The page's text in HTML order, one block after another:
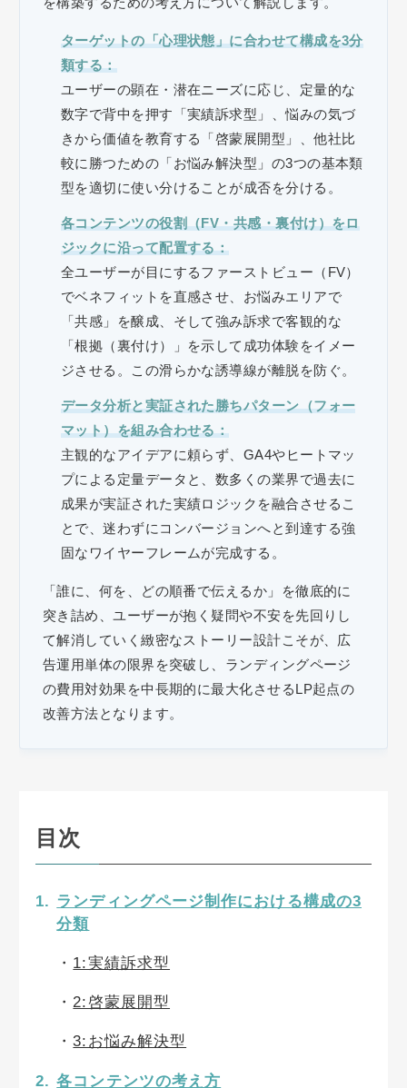
ターゲットの「心理状態」に合わせて構成を3分
類する：
ユーザーの顕在・潜在ニーズに応じ、定量的な
数字で背中を押す「実績訴求型」、悩みの気づ
きから価値を教育する「啓蒙展開型」、他社比
較に勝つための「お悩み解決型」の3つの基本類
型を適切に使い分けることが成否を分ける。
各コンテンツの役割（FV・共感・裏付け）をロ
ジックに沿って配置する：
全ユーザーが目にするファーストビュー（FV）
でベネフィットを直感させ、お悩みエリアで
「共感」を醸成、そして強み訴求で客観的な
「根拠（裏付け）」を示して成功体験をイメー
ジさせる。この滑らかな誘導線が離脱を防ぐ。
データ分析と実証された勝ちパターン（フォー
マット）を組み合わせる：
主観的なアイデアに頼らず、GA4やヒートマッ
プによる定量データと、数多くの業界で過去に
成果が実証された実績ロジックを融合させるこ
とで、迷わずにコンバージョンへと到達する強
固なワイヤーフレームが完成する。
「誰に、何を、どの順番で伝えるか」を徹底的に
突き詰め、ユーザーが抱く疑問や不安を先回りし
て解消していく緻密なストーリー設計こそが、広
告運用単体の限界を突破し、ランディングページ
の費用対効果を中長期的に最大化させるLP起点の
改善方法となります。
目次
ランディングページ制作における構成の3
分類
1:実績訴求型
2:啓蒙展開型
3:お悩み解決型
各コンテンツの考え方